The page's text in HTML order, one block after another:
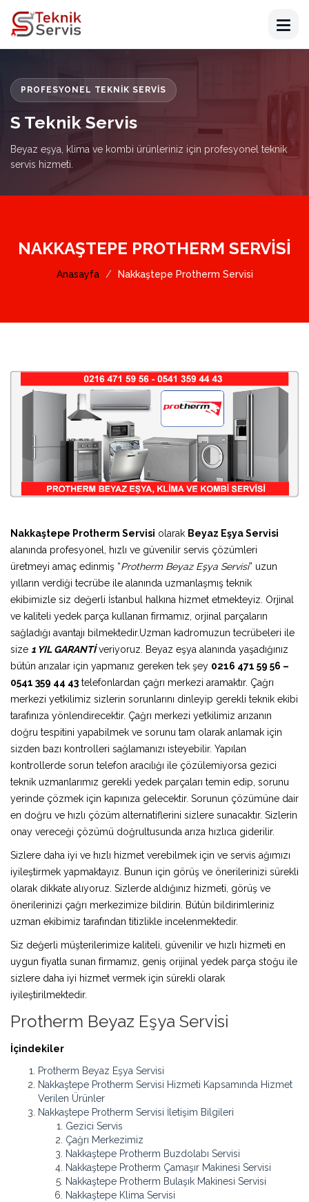
PROFESYONEL TEKNIK SERVIS
S Teknik Servis
Beyaz eşya, klima ve kombi ürünleriniz için profesyonel teknik
servis hizmeti.
NAKKAŞTEPE PROTHERM SERVISI
Anasayfa Nakkaştepe Protherm Servisi
Nakkaştepe Protherm Servisi olarak Beyaz Eşya Servisi
alanında profesyonel, hızlı ve güvenilir servis çözümleri
üretmeyi amaç edinmiş “Protherm Beyaz Eşya Servisi” uzun
yılların verdiği tecrübe ile alanında uzmanlaşmış teknik
ekibimizle siz değerli İstanbul halkına hizmet etmekteyiz. Orjinal
ve kaliteli yedek parça kullanan firmamız, orjinal parçaların
sağladığı avantajı bilmektedir.Uzman kadromuzun tecrübeleri ile
size 1 YIL GARANTİveriyoruz. Beyaz eşya alanında yaşadığınız
bütün arızalar için yapmanız gereken tek şey 0216 471 59 56 –
0541 359 44 43 telefonlardan çağrı merkezi aramaktır. Çağrı
merkezi yetkilimiz sizlerin sorunlarını dinleyip gerekli teknik ekibi
tarafınıza yönlendirecektir. Çağrı merkezi yetkilimiz arızanın
doğru tespitini yapabilmek ve sorunu tam olarak anlamak için
sizden bazı kontrolleri sağlamanızı isteyebilir. Yapılan
kontrollerde sorun telefon aracılığı ile çözülemiyorsa gezici
teknik uzmanlarımız gerekli yedek parçaları temin edip, sorunu
yerinde çözmek için kapınıza gelecektir. Sorunun çözümüne dair
en doğru ve hızlı çözüm alternatiflerini sizlere sunacaktır. Sizlerin
onay vereceği çözümü doğrultusunda arıza hızlıca giderilir.
Sizlere daha iyi ve hızlı hizmet verebilmek için ve servis ağımızı
iyileştirmek yapmaktayız. Bunun için görüş ve önerilerinizi sürekli
olarak dikkate alıyoruz. Sizlerde aldığınız hizmeti, görüş ve
önerilerinizi çağrı merkezimize bildirin. Bütün bildirimleriniz
uzman ekibimiz tarafından titizlikle incelenmektedir.
Siz değerli müşterilerimize kaliteli, güvenilir ve hızlı hizmeti en
uygun fiyatla sunan firmamız, geniş orijinal yedek parça stoğu ile
sizlere daha iyi hizmet vermek için sürekli olarak
iyileştirilmektedir.
Protherm Beyaz Eşya Servisi
İçindekiler
Protherm Beyaz Eşya Servisi
Nakkaştepe Protherm Servisi Hizmeti Kapsamında Hizmet
Verilen Ürünler
Nakkaştepe Protherm Servisi İletişim Bilgileri
Gezici Servis
Çağrı Merkezimiz
Nakkaştepe Protherm Buzdolabı Servisi
Nakkaştepe Protherm Çamaşır Makinesi Servisi
Nakkaştepe Protherm Bulaşık Makinesi Servisi
Nakkaştepe Klima Servisi